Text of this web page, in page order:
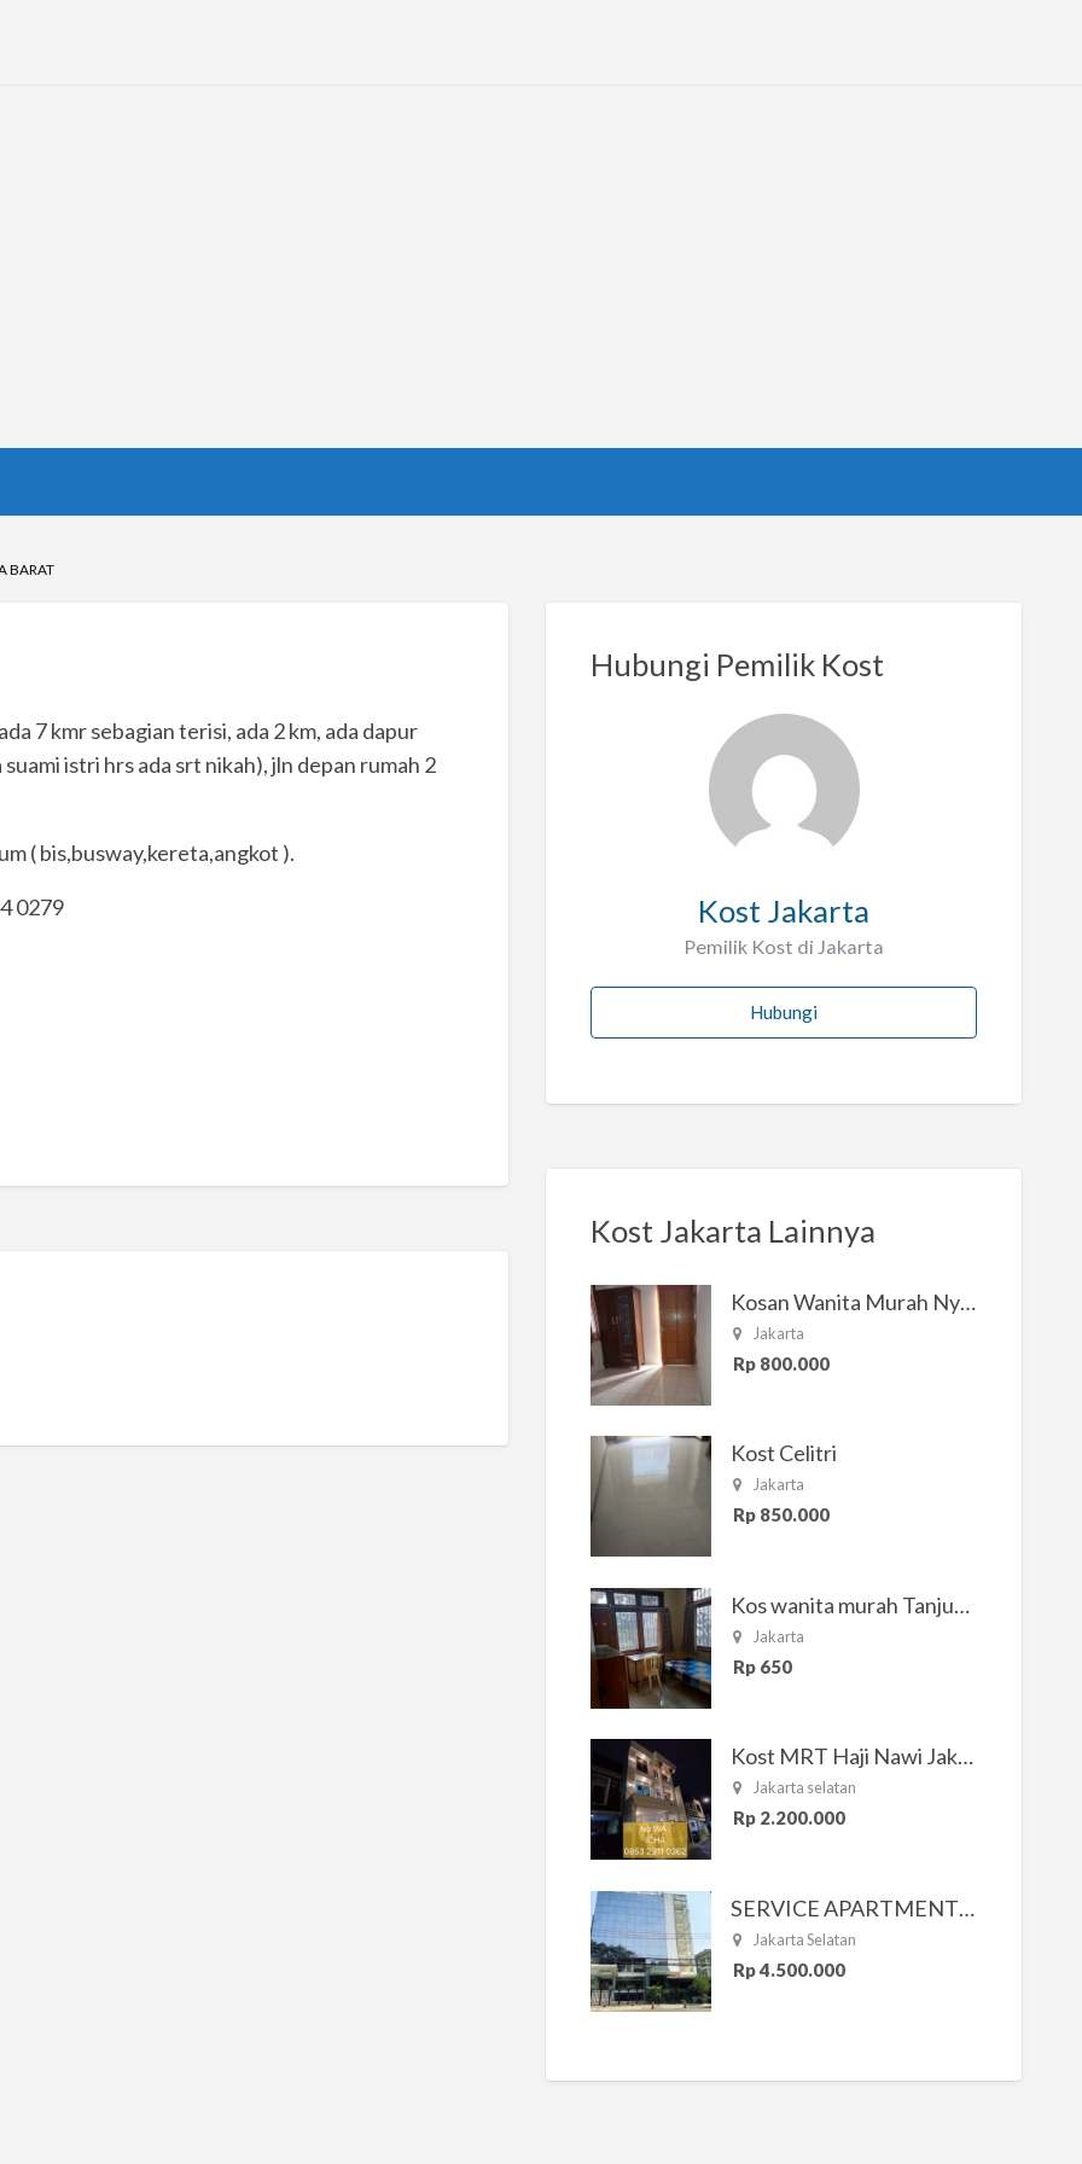
BARAT
7 kmr sebagian terisi, ada 2 km, ada dapur
istri hrs ada srt nikah), jln depan rumah 2
( bis,busway,kereta,angkot ).
0279
Hubungi Pemilik Kost
Kost Jakarta
Pemilik Kost di Jakarta
Hubungi
Kost Jakarta Lainnya
Kosan Wanita Murah Nyaman di Jakarta Selatan
Jakarta
Rp 800.000
Kost Celitri
Jakarta
Rp 850.000
Kos wanita murah Tanjung Duren Jakarta Barat
Jakarta
Rp 650
Kost MRT Haji Nawi Jakarta Selatan
Jakarta selatan
Rp 2.200.000
SERVICE APARTMENT SOUTH RESIDENCE
Jakarta Selatan
Rp 4.500.000